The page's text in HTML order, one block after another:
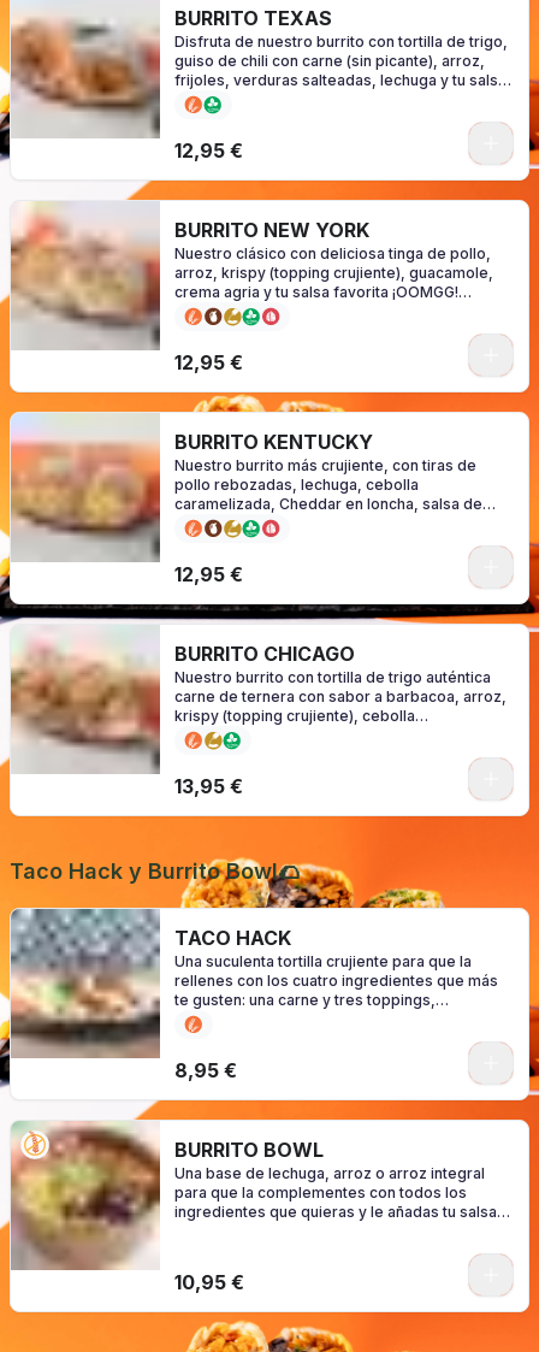
BURRITO TEXAS
Disfruta de nuestro burrito con tortilla de trigo,
guiso de chili con carne (sin picante), arroz,
frijoles, verduras salteadas, lechuga y tu salsa
favorita ¡GO! (consulte alérgenos en función de
su salsa).
12,95 €
BURRITO NEW YORK
Nuestro clásico con deliciosa tinga de pollo,
arroz, krispy (topping crujiente), guacamole,
crema agria y tu salsa favorita ¡OOMGG!
(consulte alérgenos en función de su salsa)
12,95 €
BURRITO KENTUCKY
Nuestro burrito más crujiente, con tiras de
pollo rebozadas, lechuga, cebolla
caramelizada, Cheddar en loncha, salsa de
queso y tu salsa favorita. ¡CRUUNCH! (consulte
alérgenos en función de su salsa)
12,95 €
BURRITO CHICAGO
Nuestro burrito con tortilla de trigo auténtica
carne de ternera con sabor a barbacoa, arroz,
krispy (topping crujiente), cebolla
caramelizada, lechuga y tu salsa favorita
(consulte alérgenos en función de su salsa)
13,95 €
Taco Hack y Burrito Bowl🌮
TACO HACK
Una suculenta tortilla crujiente para que la
rellenes con los cuatro ingredientes que más
te gusten: una carne y tres toppings,
aderezados con tu sal. (consulte los alérgenos
según su configuración)
8,95 €
BURRITO BOWL
Una base de lechuga, arroz o arroz integral
para que la complementes con todos los
ingredientes que quieras y le añadas tu salsa
10,95 €